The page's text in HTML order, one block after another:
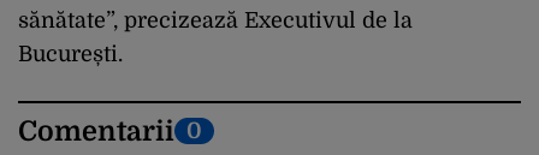
sănătate”, precizează Executivul de la
București.
Comentarii 0